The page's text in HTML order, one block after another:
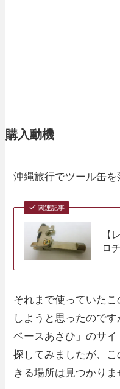
購入動機
沖縄旅行でツール缶を
関連記事
【
ロ
それまで使っていた
しようと思ったので
ベースあさひ」のサ
探してみましたが、
きる場所は見つかりま